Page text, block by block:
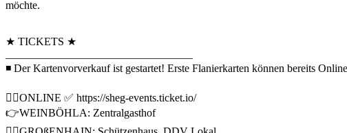
möchte.
★ TICKETS ★
◾ Der Kartenvorverkauf ist gestartet! Erste Flanierkarten können bereits
👉🏼ONLINE ✅ https://sheg-events.ticket.io/
👉WEINBÖHLA: Zentralgasthof